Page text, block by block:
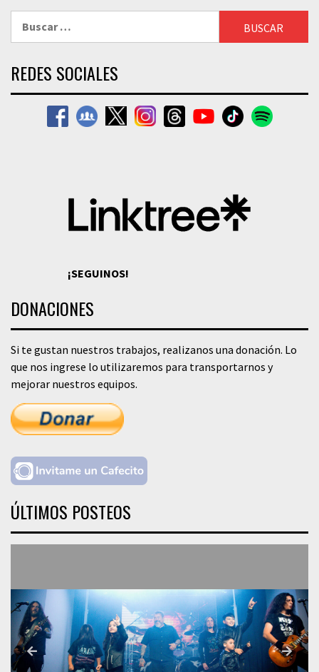
REDES SOCIALES
¡SEGUINOS!
DONACIONES
Si te gustan nuestros trabajos, realizanos una donación. Lo
que nos ingrese lo utilizaremos para transportarnos y
mejorar nuestros equipos.
ÚLTIMOS POSTEOS